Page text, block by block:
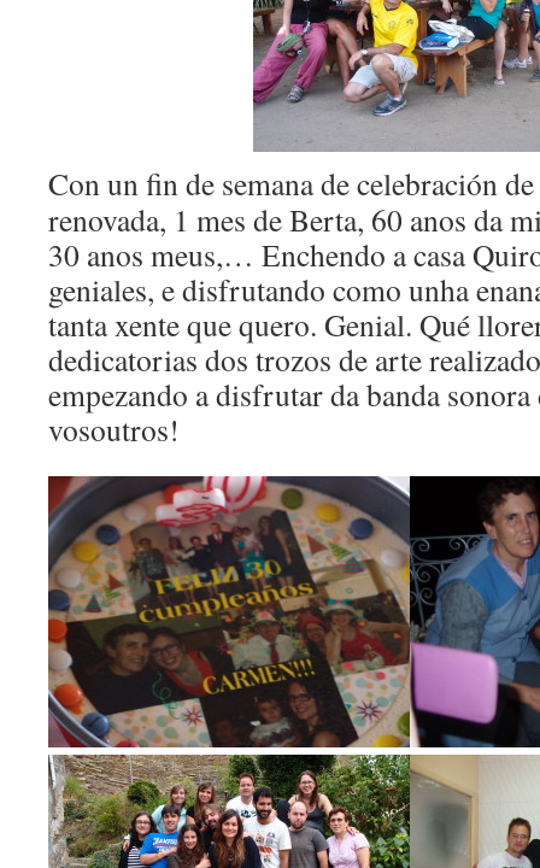
Con un fin de semana de celebración
renovada, 1 mes de Berta, 60 anos da
30 anos meus,… Enchendo a casa
geniales, e disfrutando como unha
tanta xente que quero. Genial. Qué
dedicatorias dos trozos de arte
empezando a disfrutar da banda sonora
vosoutros!